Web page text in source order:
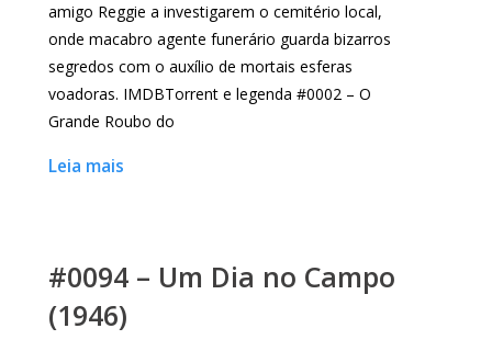
amigo Reggie a investigarem o cemitério local,
onde macabro agente funerário guarda bizarros
segredos com o auxílio de mortais esferas
voadoras. IMDBTorrent e legenda #0002 – O
Grande Roubo do
Leia mais
#0094 – Um Dia no Campo
(1946)